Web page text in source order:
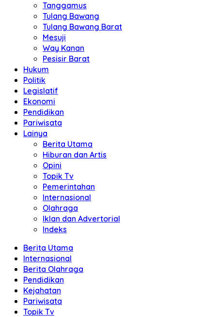
Tanggamus
Tulang Bawang
Tulang Bawang Barat
Mesuji
Way Kanan
Pesisir Barat
Hukum
Politik
Legislatif
Ekonomi
Pendidikan
Pariwisata
Lainya
Berita Utama
Hiburan dan Artis
Opini
Topik Tv
Pemerintahan
Internasional
Olahraga
Iklan dan Advertorial
Indeks
Berita Utama
Internasional
Berita Olahraga
Pendidikan
Kejahatan
Pariwisata
Topik Tv